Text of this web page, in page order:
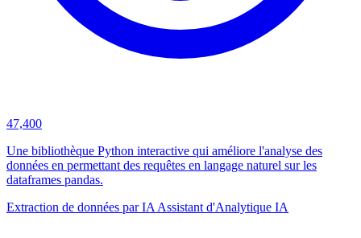
47,400
Une bibliothèque Python interactive qui améliore l'analyse des
données en permettant des requêtes en langage naturel sur les
dataframes pandas.
Extraction de données par IA Assistant d'Analytique IA